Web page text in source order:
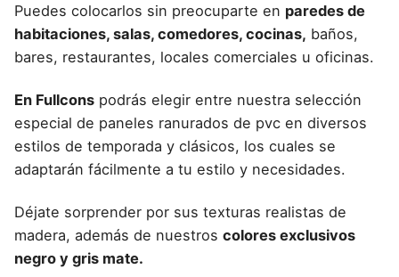
Puedes colocarlos sin preocuparte en paredes de
habitaciones, salas, comedores, cocinas, baños,
bares, restaurantes, locales comerciales u oficinas.
En Fullcons podrás elegir entre nuestra selección
especial de paneles ranurados de pvc en diversos
estilos de temporada y clásicos, los cuales se
adaptarán fácilmente a tu estilo y necesidades.
Déjate sorprender por sus texturas realistas de
madera, además de nuestros colores exclusivos
negro y gris mate.